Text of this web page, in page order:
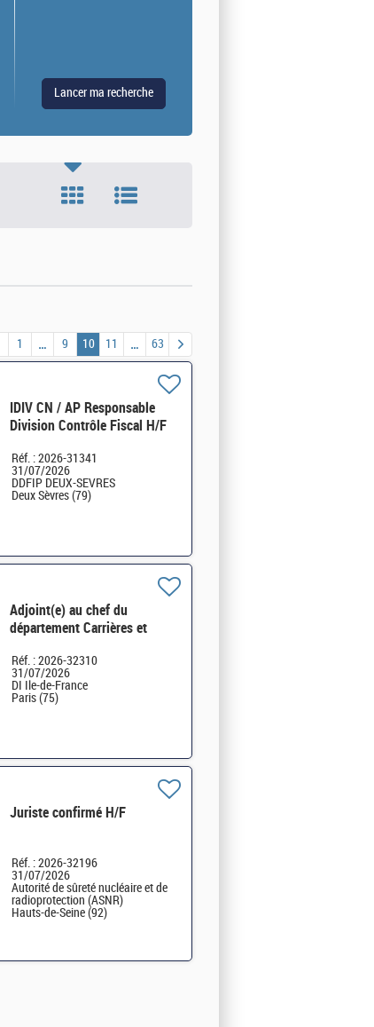
1 9 10 11 63
IDIV CN / AP Responsable
Division Contrôle Fiscal H/F
Réf. : 2026-31341
31/07/2026
DDFIP DEUX-SEVRES
Deux Sèvres (79)
Adjoint(e) au chef du
département Carrières et
d'Ile-de-France H/F
Réf. : 2026-32310
31/07/2026
DI Ile-de-France
Paris (75)
Juriste confirmé H/F
Réf. : 2026-32196
31/07/2026
Autorité de sûreté nucléaire et de
radioprotection (ASNR)
Hauts-de-Seine (92)